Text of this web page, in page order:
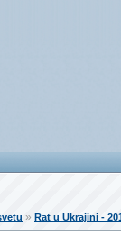
» Rat u Ukrajini -